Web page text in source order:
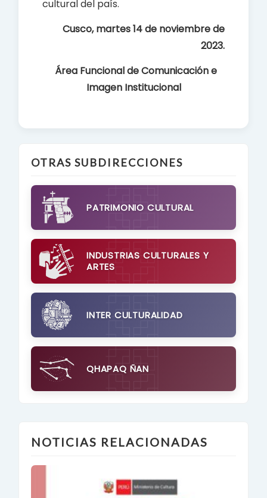
cultural del país.
Cusco, martes 14 de noviembre de
2023.
Área Funcional de Comunicación e
Imagen Institucional
OTRAS SUBDIRECCIONES
PATRIMONIO CULTURAL
INDUSTRIAS CULTURALES Y
ARTES
INTER CULTURALIDAD
QHAPAQ ÑAN
NOTICIAS RELACIONADAS